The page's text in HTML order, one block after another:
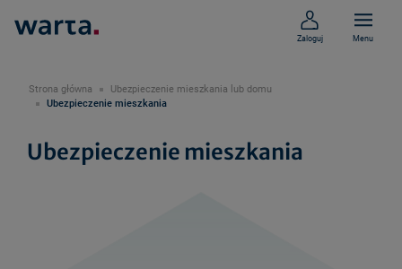
Zaloguj Menu
Strona główna
Ubezpieczenie mieszkania lub domu
Ubezpieczenie mieszkania
Ubezpieczenie mieszkania